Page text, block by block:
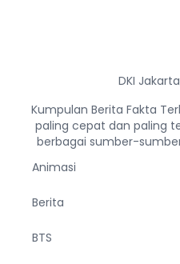
DKI
Kumpulan Berita Fakta
paling cepat dan paling
berbagai sumber-
Animasi
Berita
BTS